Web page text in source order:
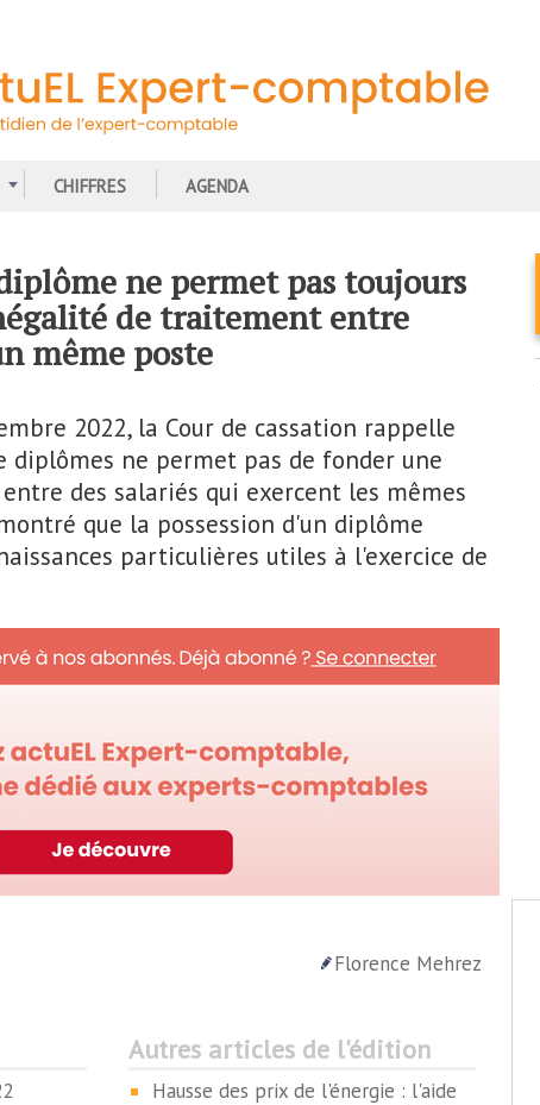
CHIFFRES AGENDA
ne permet pas toujours
de traitement entre
même poste
2022, la Cour de cassation rappelle
diplômes ne permet pas de fonder une
des salariés qui exercent les mêmes
que la possession d'un diplôme
particulières utiles à l'exercice de
Florence Mehrez
Autres articles de l'édition
Hausse des prix de l'énergie : l'aide